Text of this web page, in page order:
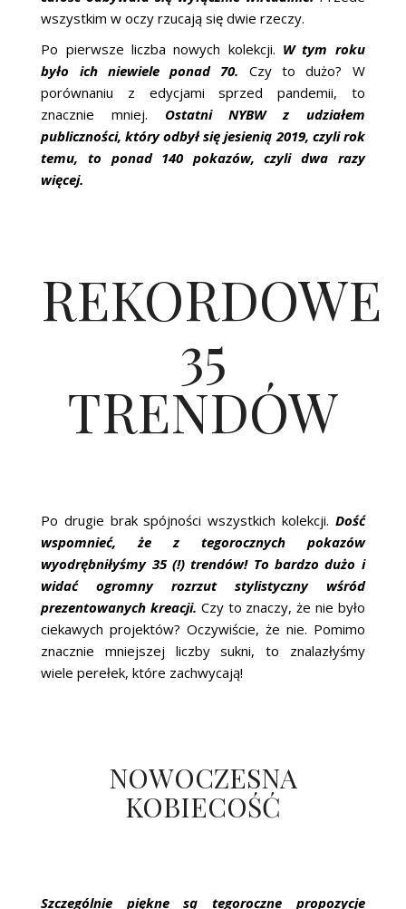
wszystkim w oczy rzucają się dwie rzeczy.
Po pierwsze liczba nowych kolekcji. W tym roku
było ich niewiele ponad 70. Czy to dużo? W
porównaniu z edycjami sprzed pandemii, to
znacznie mniej. Ostatni NYBW z udziałem
publiczności, który odbył się jesienią 2019, czyli rok
temu, to ponad 140 pokazów, czyli dwa razy
więcej.
REKORDOWE
35
TRENDÓW
Po drugie brak spójności wszystkich kolekcji. Dość
wspomnieć, że z tegorocznych pokazów
wyodrębniłyśmy 35 (!) trendów! To bardzo dużo i
widać ogromny rozrzut stylistyczny wśród
prezentowanych kreacji. Czy to znaczy, że nie było
ciekawych projektów? Oczywiście, że nie. Pomimo
znacznie mniejszej liczby sukni, to znalazłyśmy
wiele perełek, które zachwycają!
NOWOCZESNA
KOBIECOŚĆ
Szczególnie piękne są tegoroczne propozycje